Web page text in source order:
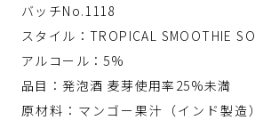
バッチNo.1118
スタイル：TROPICAL SMOOTHIE
アルコール：5%
品目：発泡酒 麦芽使用率25%未満
原材料：マンゴー果汁（インド製造